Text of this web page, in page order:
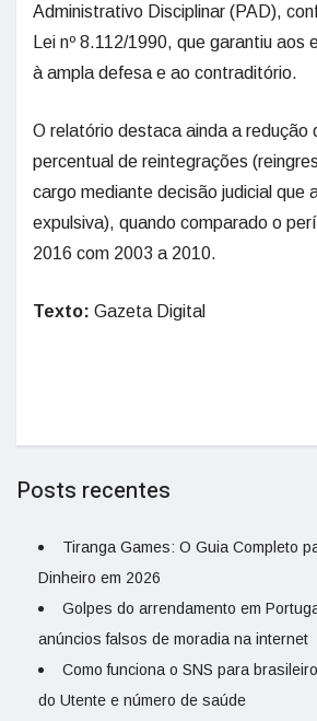
Administrativo Disciplinar (PAD),
Lei nº 8.112/1990, que garantiu aos
à ampla defesa e ao contraditório.
O relatório destaca ainda a redução
percentual de reintegrações
cargo mediante decisão judicial que
expulsiva), quando comparado o
2016 com 2003 a 2010.
Texto: Gazeta Digital
Posts recentes
Tiranga Games: O Guia Completo
Dinheiro em 2026
Golpes do arrendamento em
anúncios falsos de moradia na internet
Como funciona o SNS para
do Utente e número de saúde